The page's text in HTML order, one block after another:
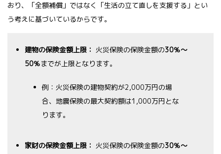
おり、「全額補償」ではなく「生活の立て直しを支援する」とい
う考えに基づいているからです。
建物の保険金額上限： 火災保険の保険金額の30％～
50％までが上限となります。
例：火災保険の建物契約が2,000万円の場
合、地震保険の最大契約額は1,000万円とな
ります。
家財の保険金額上限： 火災保険の保険金額の30％～